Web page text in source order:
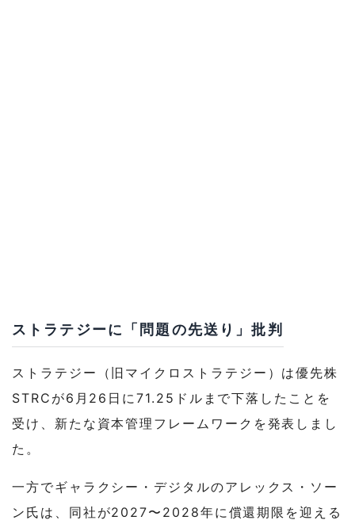
ストラテジーに「問題の先送り」批判
ストラテジー（旧マイクロストラテジー）は優先株
STRCが6月26日に71.25ドルまで下落したことを
受け、新たな資本管理フレームワークを発表しまし
た。
一方でギャラクシー・デジタルのアレックス・ソー
ン氏は、同社が2027〜2028年に償還期限を迎える